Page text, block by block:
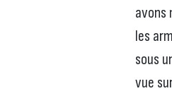
avons
les
sous
vue